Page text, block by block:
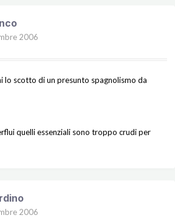
2006
lo scotto di un presunto spagnolismo da
quelli essenziali sono troppo crudi per
2006